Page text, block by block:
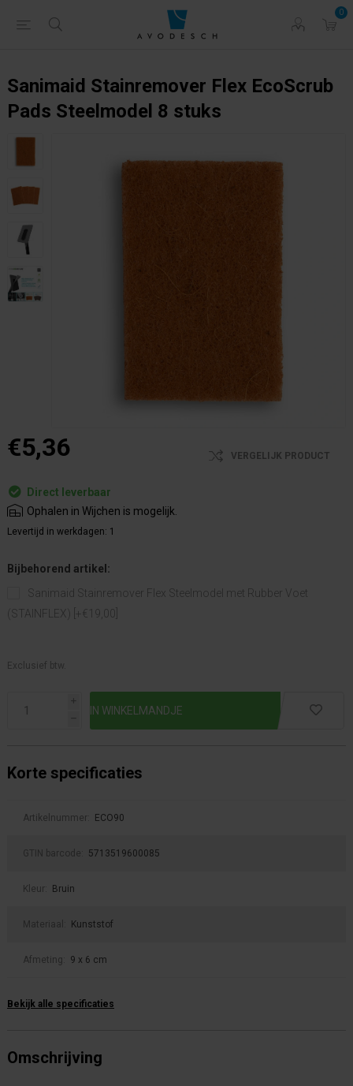
0
Sanimaid Stainremover Flex EcoScrub
Pads Steelmodel 8 stuks
€5,36 VERGELIJK PRODUCT
Direct leverbaar
Ophalen in Wijchen is mogelijk.
Levertijd in werkdagen: 1
Bijbehorend artikel:
Sanimaid Stainremover Flex Steelmodel met Rubber Voet
(STAINFLEX) [+€19,00]
Exclusief btw.
i
h
Korte specificaties
Artikelnummer: ECO90
GTIN barcode: 5713519600085
Kleur: Bruin
Materiaal: Kunststof
Afmeting: 9 x 6 cm
Bekijk alle specificaties
Omschrijving